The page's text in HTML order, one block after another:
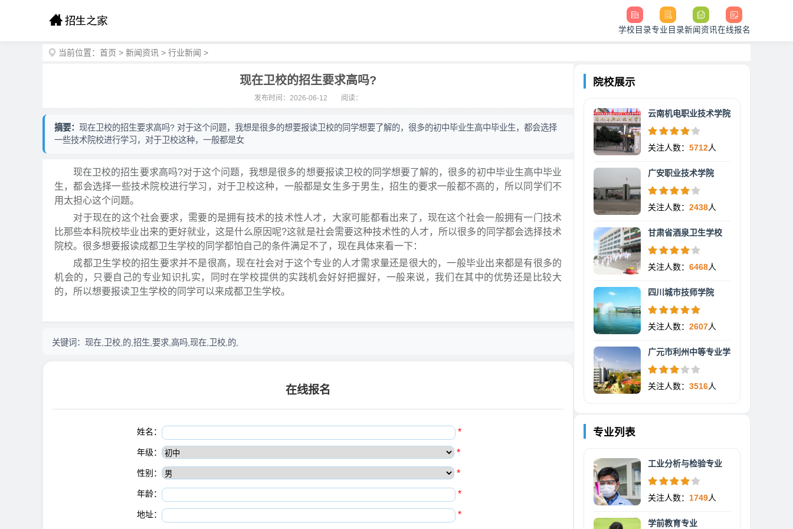
学校目录专业目录新闻资讯在线报名
当前位置： 首页 > 新闻资讯 > 行业新闻 >
现在卫校的招生要求高吗?
发布时间：2026-06-12 阅读：
摘要： 现在卫校的招生要求高吗? 对于这个问题，我想是很多的想要报读卫校的同学想要了解的，很多的初中毕业生高中毕业生，都会选择
一些技术院校进行学习，对于卫校这种，一般都是女
现在卫校的招生要求高吗?对于这个问题，我想是很多的想要报读卫校的同学想要了解的，很多的初中毕业生高中毕业
生，都会选择一些技术院校进行学习，对于卫校这种，一般都是女生多于男生，招生的要求一般都不高的，所以同学们不
用太担心这个问题。
对于现在的这个社会要求，需要的是拥有技术的技术性人才，大家可能都看出来了，现在这个社会一般拥有一门技术
比那些本科院校毕业出来的更好就业，这是什么原因呢?这就是社会需要这种技术性的人才，所以很多的同学都会选择技术
院校。很多想要报读成都卫生学校的同学都怕自己的条件满足不了，现在具体来看一下：
成都卫生学校的招生要求并不是很高，现在社会对于这个专业的人才需求量还是很大的，一般毕业出来都是有很多的
机会的，只要自己的专业知识扎实，同时在学校提供的实践机会好好把握好，一般来说，我们在其中的优势还是比较大
的，所以想要报读卫生学校的同学可以来成都卫生学校。
关键词： 现在,卫校,的,招生,要求,高吗,现在,卫校,的,
在线报名
姓名： *
年级： *
性别： *
年龄： *
地址： *
院校展示
云南机电职业技术学院
关注人数： 5712人
广安职业技术学院
关注人数： 2438人
甘肃省酒泉卫生学校
关注人数： 6468人
四川城市技师学院
关注人数： 2607人
广元市利州中等专业学
关注人数： 3516人
专业列表
工业分析与检验专业
关注人数： 1749人
学前教育专业